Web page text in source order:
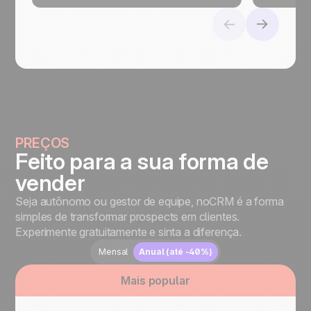
PREÇOS
Feito para a sua forma de
vender
Seja autônomo ou gestor de equipe, noCRM é a forma
simples de transformar prospects em clientes.
Experimente gratuitamente e sinta a diferença.
Mensal Anual (até -40%)
Mais popular